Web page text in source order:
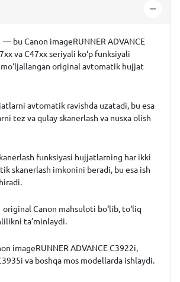
— bu Canon imageRUNNER ADVANCE
va C47xx seriyali ko‘p funksiyali
original avtomatik hujjat
avtomatik ravishda uzatadi, bu esa
tez va qulay skanerlash va nusxa olish
funksiyasi hujjatlarning har ikki
skanerlash imkonini beradi, bu esa ish
original Canon mahsuloti bo‘lib, to‘liq
ta’minlaydi.
imageRUNNER ADVANCE C3922i,
va boshqa mos modellarda ishlaydi.